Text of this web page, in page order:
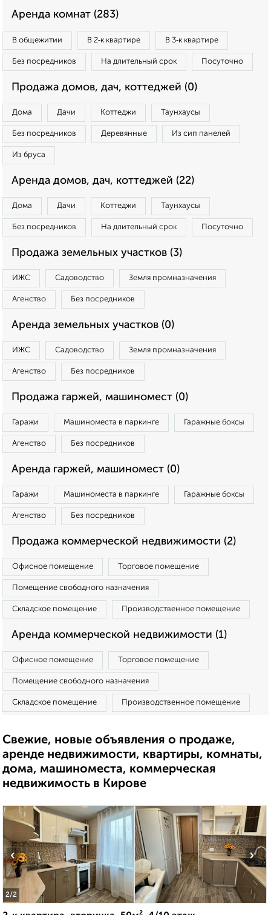
Аренда комнат (283)
В общежитии В 2‑к квартире В 3‑к квартире
Без посредников На длительный срок Посуточно
Продажа домов, дач, коттеджей (0)
Дома Дачи Коттеджи Таунхаусы
Без посредников Деревянные Из сип панелей
Из бруса
Аренда домов, дач, коттеджей (22)
Дома Дачи Коттеджи Таунхаусы
Без посредников На длительный срок Посуточно
Продажа земельных участков (3)
ИЖС Садоводство Земля промназначения
Агенство Без посредников
Аренда земельных участков (0)
ИЖС Садоводство Земля промназначения
Агенство Без посредников
Продажа гаржей, машиномест (0)
Гаражи Машиноместа в паркинге Гаражные боксы
Агенство Без посредников
Аренда гаржей, машиномест (0)
Гаражи Машиноместа в паркинге Гаражные боксы
Агенство Без посредников
Продажа коммерческой недвижимости (2)
Офисное помещение Торговое помещение
Помещение свободного назначения
Складское помещение Производственное помещение
Аренда коммерческой недвижимости (1)
Офисное помещение Торговое помещение
Помещение свободного назначения
Складское помещение Производственное помещение
Свежие, новые объявления о продаже,
аренде недвижимости, квартиры, комнаты,
дома, машиноместа, коммерческая
недвижимость в Кирове
2/2
‹ ›